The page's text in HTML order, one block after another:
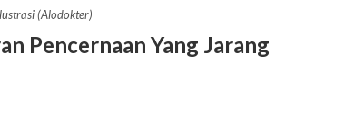
(Alodokter)
Pencernaan Yang Jarang